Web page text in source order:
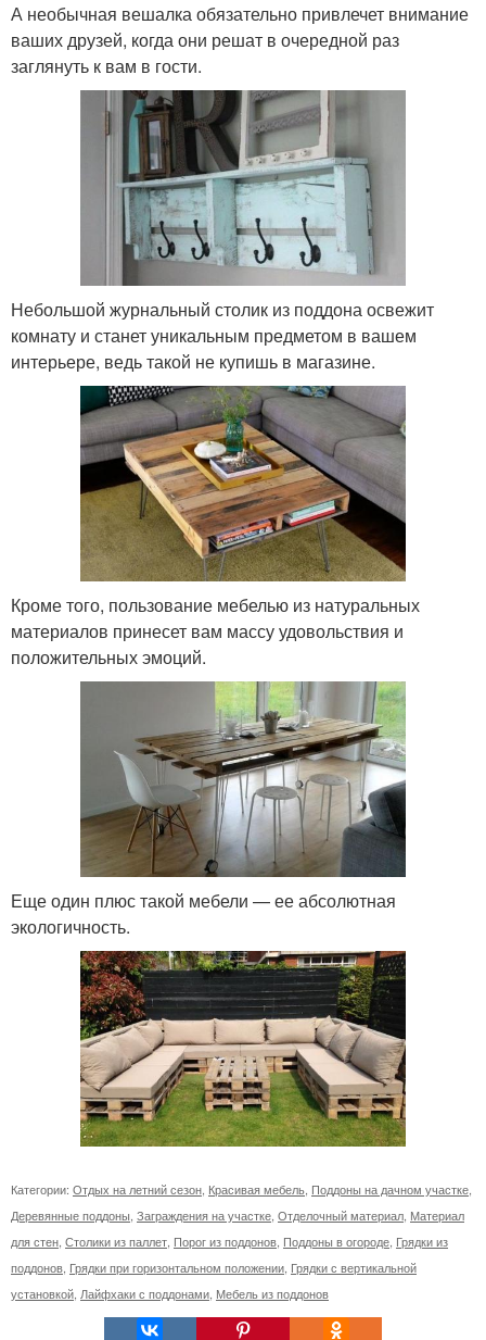
А необычная вешалка обязательно привлечет внимание
ваших друзей, когда они решат в очередной раз
заглянуть к вам в гости.
Небольшой журнальный столик из поддона освежит
комнату и станет уникальным предметом в вашем
интерьере, ведь такой не купишь в магазине.
Кроме того, пользование мебелью из натуральных
материалов принесет вам массу удовольствия и
положительных эмоций.
Еще один плюс такой мебели — ее абсолютная
экологичность.
Категории: Отдых на летний сезон, Красивая мебель, Поддоны на дачном участке,
Деревянные поддоны, Заграждения на участке, Отделочный материал, Материал
для стен, Столики из паллет, Порог из поддонов, Поддоны в огороде, Грядки из
поддонов, Грядки при горизонтальном положении, Грядки с вертикальной
установкой, Лайфхаки с поддонами, Мебель из поддонов